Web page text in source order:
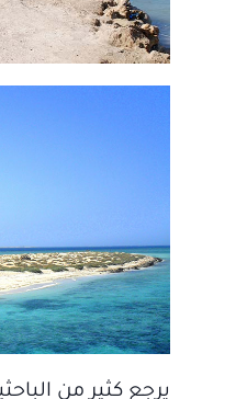
يرجع كثير من